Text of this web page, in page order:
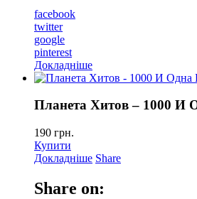
facebook
twitter
google
pinterest
Докладніше
Планета Хитов – 1000 И
190 грн.
Купити
Докладніше Share
Share on: